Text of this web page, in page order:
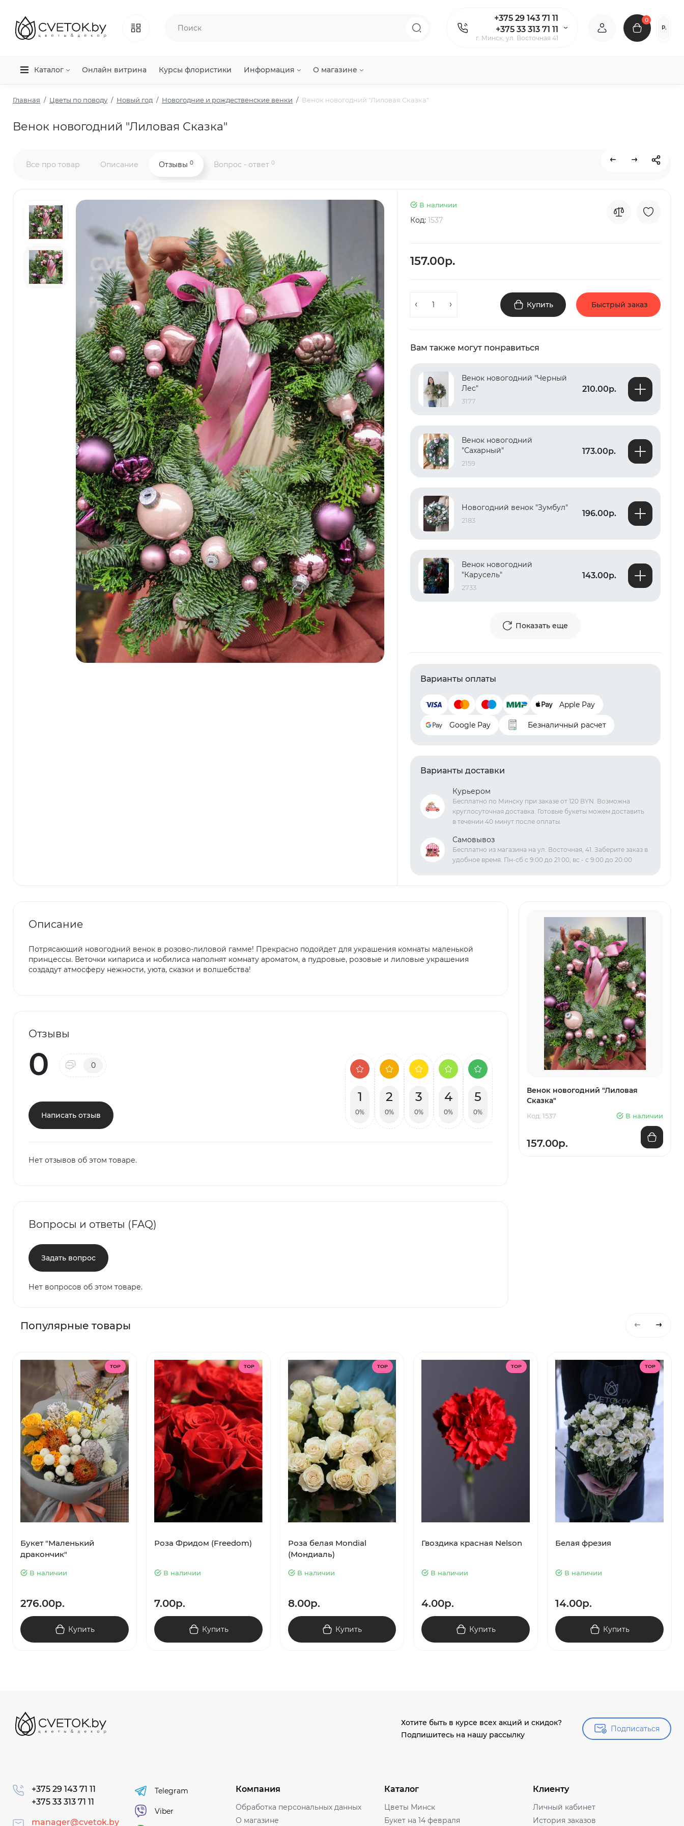
+375 29 143 71 11
+375 33 313 71 11
г. Минск, ул. Восточная 41
0
Р.
Каталог Онлайн витрина Курсы флористики Информация О магазине
Главная Цветы по поводу Новый год Новогодние и рождественские венки Венок новогодний "Лиловая Сказка"
Венок новогодний "Лиловая Сказка"
Все про товар Описание Отзывы 0 Вопрос - ответ 0
В наличии
Код: 1537
157.00р.
Купить Быстрый заказ
Вам также могут понравиться
Венок новогодний "Черный
Лес"
3177
210.00р.
Венок новогодний
"Сахарный"
2159
173.00р.
Новогодний венок "Зумбул"
2183
196.00р.
Венок новогодний
"Карусель"
2733
143.00р.
Показать еще
Варианты оплаты
Apple Pay
Google Pay Безналичный расчет
Варианты доставки
Курьером
Бесплатно по Минску при заказе от 120 BYN. Возможна
круглосуточная доставка. Готовые букеты можем доставить
в течении 40 минут после оплаты.
Самовывоз
Бесплатно из магазина на ул. Восточная, 41. Заберите заказ в
удобное время. Пн-сб с 9:00 до 21:00, вс - с 9:00 до 20:00
Описание
Потрясающий новогодний венок в розово-лиловой гамме! Прекрасно подойдет для украшения комнаты маленькой
принцессы. Веточки кипариса и нобилиса наполнят комнату ароматом, а пудровые, розовые и лиловые украшения
создадут атмосферу нежности, уюта, сказки и волшебства!
Отзывы
0 0
Написать отзыв
1
0%
2
0%
3
0%
4
0%
5
0%
Нет отзывов об этом товаре.
Вопросы и ответы (FAQ)
Задать вопрос
Нет вопросов об этом товаре.
Венок новогодний "Лиловая
Сказка"
Код: 1537 В наличии
157.00р.
Популярные товары
TOP
Букет "Маленький
дракончик"
В наличии
276.00р.
Купить
TOP
Роза Фридом (Freedom)
В наличии
7.00р.
Купить
TOP
Роза белая Mondial
(Мондиаль)
В наличии
8.00р.
Купить
TOP
Гвоздика красная Nelson
В наличии
4.00р.
Купить
TOP
Белая фрезия
В наличии
14.00р.
Купить
Хотите быть в курсе всех акций и скидок?
Подпишитесь на нашу рассылку
Подписаться
Подписаться
+375 29 143 71 11
+375 33 313 71 11
manager@cvetok.by
Telegram
Viber
Компания
Обработка персональных данных
О магазине
Каталог
Цветы Минск
Букет на 14 февраля
Клиенту
Личный кабинет
История заказов